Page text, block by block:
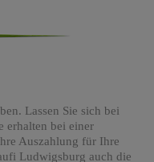
Lassen Sie sich bei
erhalten bei einer
Auszahlung für Ihre
Ludwigsburg auch die